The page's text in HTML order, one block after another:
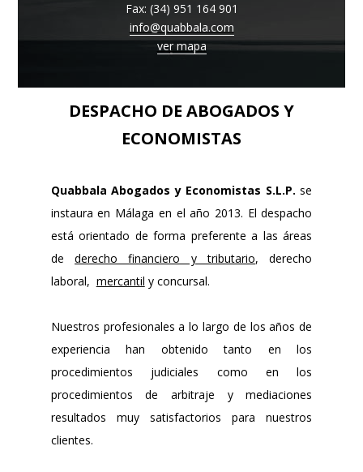
Fax: (34) 951 164 901
info@quabbala.com
ver mapa
DESPACHO DE ABOGADOS Y
ECONOMISTAS
Quabbala Abogados y Economistas S.L.P. se
instaura en Málaga en el año 2013. El despacho
está orientado de forma preferente a las áreas
dederecho financiero y tributario, derecho
laboral, mercantil y concursal.
Nuestros profesionales a lo largo de los años de
experiencia han obtenido tanto en los
procedimientos judiciales como en los
procedimientos de arbitraje y mediaciones
resultados muy satisfactorios para nuestros
clientes.